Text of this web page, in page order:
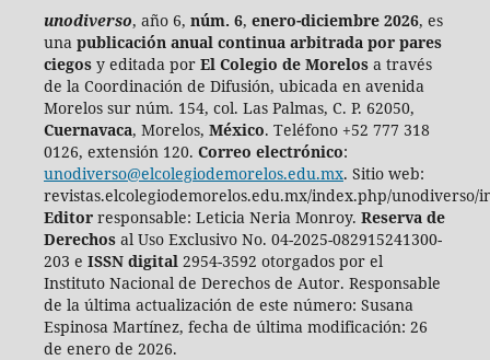
unodiverso, año 6, núm. 6, enero-diciembre 2026, es
unapublicación anual continua arbitrada por pares
ciegosy editada por El Colegio de Morelosa través
de la Coordinación de Difusión, ubicada en avenida
Morelos sur núm. 154, col. Las Palmas, C. P. 62050,
Cuernavaca, Morelos, México. Teléfono +52 777 318
0126, extensión 120. Correo electrónico:
unodiverso@elcolegiodemorelos.edu.mx. Sitio web:
revistas.elcolegiodemorelos.edu.mx/index.php/unodiverso/
Editor responsable: Leticia Neria Monroy. Reserva de
Derechosal Uso Exclusivo No. 04-2025-082915241300-
203 e ISSN digital2954-3592 otorgados por el
Instituto Nacional de Derechos de Autor. Responsable
de la última actualización de este número: Susana
Espinosa Martínez, fecha de última modificación: 26
de enero de 2026.